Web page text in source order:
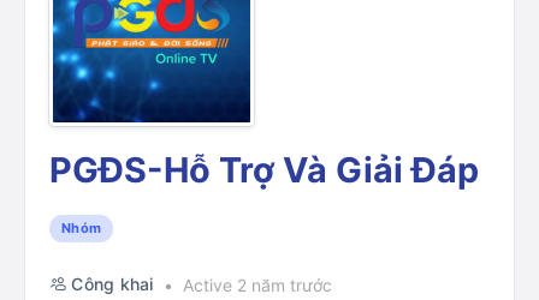
PGĐS-Hỗ Trợ Và Giải Đáp
Nhóm
Công khai
Active 2 năm trước